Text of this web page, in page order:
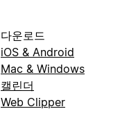
다운로드
iOS & Android
Mac & Windows
캘린더
Web Clipper